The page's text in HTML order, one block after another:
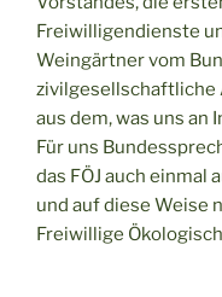
Freiwilligendienste
Weingärtner vom
zivilgesellschaftliche
aus dem, was uns
Für uns
das FÖJ auch einmal
und auf diese Weise
Freiwillige